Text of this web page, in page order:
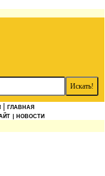
ГЛАВНАЯ
| НОВОСТИ